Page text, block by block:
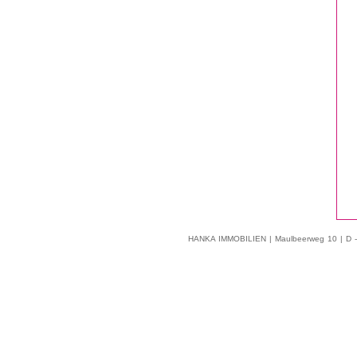
HANKA IMMOBILIEN | Maulbeerweg 10 |